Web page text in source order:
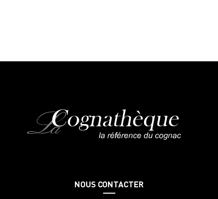
NOUS CONTACTER